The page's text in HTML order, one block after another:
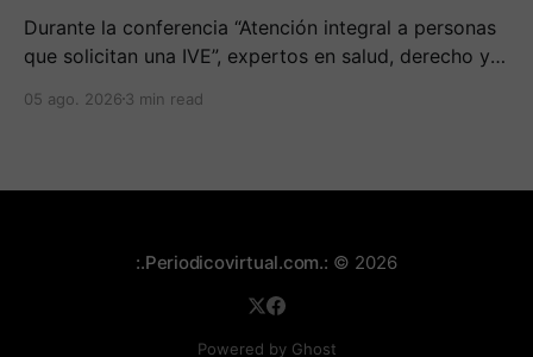
Durante la conferencia “Atención integral a personas
que solicitan una IVE”, expertos en salud, derecho y
sobre cómo abordar esta temática desde una
05 ago. 2026 3 min read
:.Periodicovirtual.com.: © 2026
Powered by Ghost